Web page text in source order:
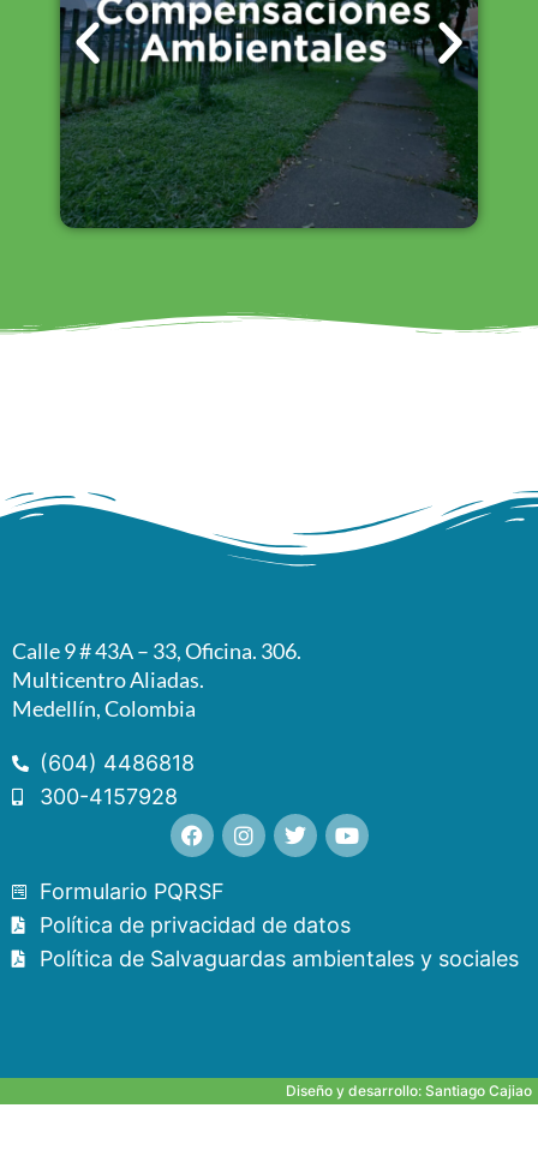
Calle 9 # 43A – 33, Oficina. 306.
Multicentro Aliadas.
Medellín, Colombia
(604) 4486818
300-4157928
Formulario PQRSF
Política de privacidad de datos
Política de Salvaguardas ambientales y sociales
Diseño y desarrollo: Santiago Cajiao